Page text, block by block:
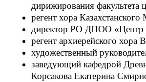
дирижирования факультета
регент хора
директор РО ДПОО «Центр
регент архиерейского хора
художественный
заведующий кафедрой
Корсакова Екатерина